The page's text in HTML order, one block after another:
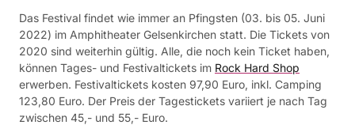
Das Festival findet wie immer an Pfingsten (03. bis 05. Juni
2022) im Amphitheater Gelsenkirchen statt. Die Tickets von
2020 sind weiterhin gültig. Alle, die noch kein Ticket haben,
können Tages- und Festivaltickets im Rock Hard Shop
erwerben. Festivaltickets kosten 97,90 Euro, inkl. Camping
123,80 Euro. Der Preis der Tagestickets variiert je nach Tag
zwischen 45,- und 55,- Euro.